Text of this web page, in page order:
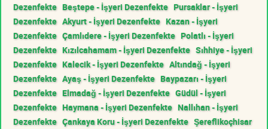
Dezenfekte Beştepe - İşyeri Dezenfekte Pursaklar - İşyeri
Dezenfekte Akyurt - İşyeri Dezenfekte Kazan - İşyeri
Dezenfekte Çamlıdere - İşyeri Dezenfekte Polatlı - İşyeri
Dezenfekte Kızılcahamam - İşyeri Dezenfekte Sıhhiye - İşyeri
Dezenfekte Kalecik - İşyeri Dezenfekte Altındağ - İşyeri
Dezenfekte Ayaş - İşyeri Dezenfekte Baypazarı - İşyeri
Dezenfekte Elmadağ - İşyeri Dezenfekte Güdül - İşyeri
Dezenfekte Haymana - İşyeri Dezenfekte Nallıhan - İşyeri
Dezenfekte Çankaya Koru - İşyeri Dezenfekte Şereflikoçhisar